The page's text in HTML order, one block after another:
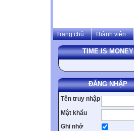
Trang chủ Thành viên
TIME IS MONEY
ĐĂNG NHẬP
Tên truy nhập
Mật khẩu
Ghi nhớ